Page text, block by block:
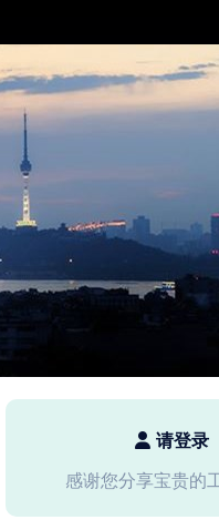
请登录
感谢您分享宝贵的